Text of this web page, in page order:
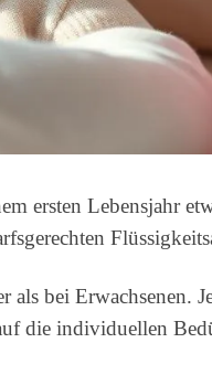
ersten Lebensjahr
bei Erwachsenen.
die individuellen